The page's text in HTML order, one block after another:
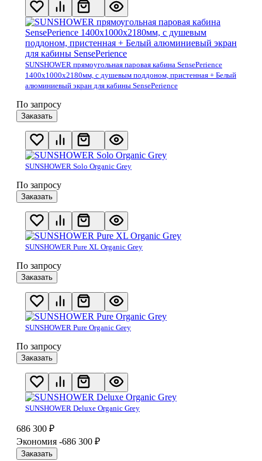
SUNSHOWER прямоугольная паровая кабина SensePerience
1400x1000x2180мм, с душевым поддоном, пристенная + Белый
алюминиевый экран для кабины SensePerience
По запросу
Заказать
SUNSHOWER Solo Organic Grey
По запросу
Заказать
SUNSHOWER Pure XL Organic Grey
По запросу
Заказать
SUNSHOWER Pure Organic Grey
По запросу
Заказать
SUNSHOWER Deluxe Organic Grey
686 300 ₽
Экономия -686 300 ₽
Заказать